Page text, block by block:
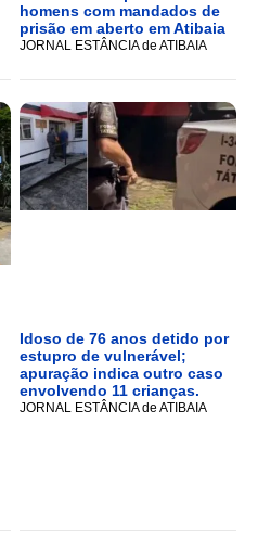
homens com mandados de
prisão em aberto em Atibaia
JORNAL ESTÂNCIA de ATIBAIA
Idoso de 76 anos detido por
estupro de vulnerável;
apuração indica outro caso
envolvendo 11 crianças.
JORNAL ESTÂNCIA de ATIBAIA